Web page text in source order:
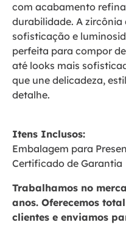
com acabamento
durabilidade. A
sofisticação e
perfeita para compor
até looks mais
que une delicadeza,
detalhe.
Itens Inclusos:
Embalagem para
Certificado de Garantia
Trabalhamos no
anos. Oferecemos
clientes e enviamos